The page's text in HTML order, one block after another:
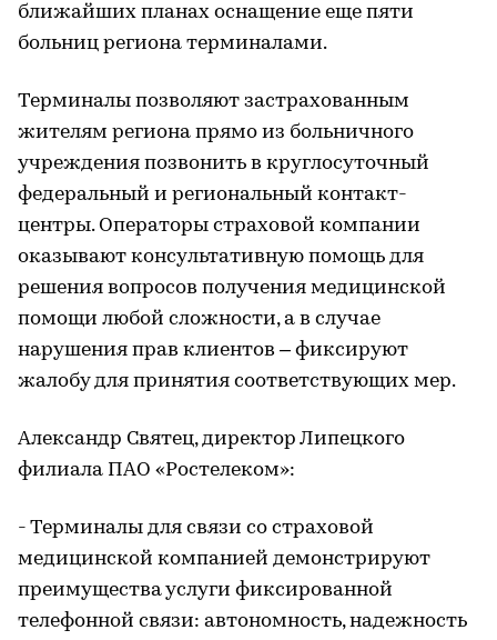
ближайших планах оснащение еще пяти
больниц региона терминалами.
Терминалы позволяют застрахованным
жителям региона прямо из больничного
учреждения позвонить в круглосуточный
федеральный и региональный контакт-
центры. Операторы страховой компании
оказывают консультативную помощь для
решения вопросов получения медицинской
помощи любой сложности, а в случае
нарушения прав клиентов – фиксируют
жалобу для принятия соответствующих мер.
Александр Святец, директор Липецкого
филиала ПАО «Ростелеком»:
- Терминалы для связи со страховой
медицинской компанией демонстрируют
преимущества услуги фиксированной
телефонной связи: автономность, надежность